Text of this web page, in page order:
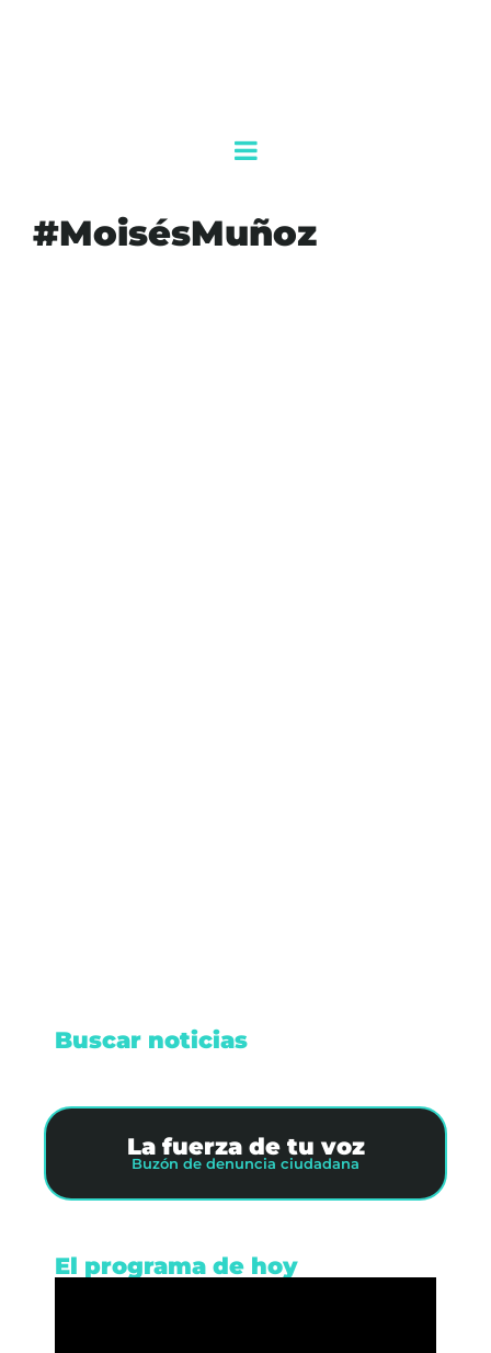
#MoisésMuñoz
Buscar noticias
La fuerza de tu voz
Buzón de denuncia ciudadana
El programa de hoy